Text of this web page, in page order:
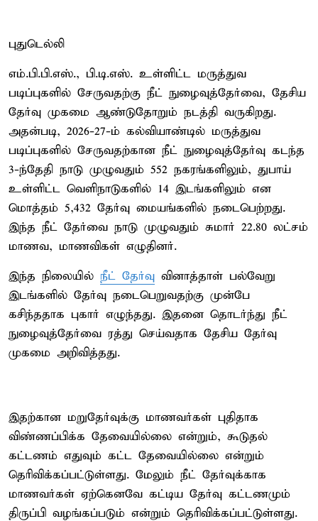
புதுடெல்லி
எம்.பி.பி.எஸ்., பி.டி.எஸ். உள்ளிட்ட மருத்துவ
படிப்புகளில் சேருவதற்கு நீட் நுழைவுத்தேர்வை, தேசிய
தேர்வு முகமை ஆண்டுதோறும் நடத்தி வருகிறது.
அதன்படி, 2026-27-ம் கல்வியாண்டில் மருத்துவ
படிப்புகளில் சேருவதற்கான நீட் நுழைவுத்தேர்வு கடந்த
3-ந்தேதி நாடு முழுவதும் 552 நகரங்களிலும், துபாய்
உள்ளிட்ட வெளிநாடுகளில் 14 இடங்களிலும் என
மொத்தம் 5,432 தேர்வு மையங்களில் நடைபெற்றது.
இந்த நீட் தேர்வை நாடு முழுவதும் சுமார் 22.80 லட்சம்
மாணவ, மாணவிகள் எழுதினர்.
இந்த நிலையில் நீட் தேர்வு வினாத்தாள் பல்வேறு
இடங்களில் தேர்வு நடைபெறுவதற்கு முன்பே
கசிந்ததாக புகார் எழுந்தது. இதனை தொடர்ந்து நீட்
நுழைவுத்தேர்வை ரத்து செய்வதாக தேசிய தேர்வு
முகமை அறிவித்தது.
இதற்கான மறுதேர்வுக்கு மாணவர்கள் புதிதாக
விண்ணப்பிக்க தேவையில்லை என்றும், கூடுதல்
கட்டணம் எதுவும் கட்ட தேவையில்லை என்றும்
தெரிவிக்கப்பட்டுள்ளது. மேலும் நீட் தேர்வுக்காக
மாணவர்கள் ஏற்கெனவே கட்டிய தேர்வு கட்டணமும்
திருப்பி வழங்கப்படும் என்றும் தெரிவிக்கப்பட்டுள்ளது.